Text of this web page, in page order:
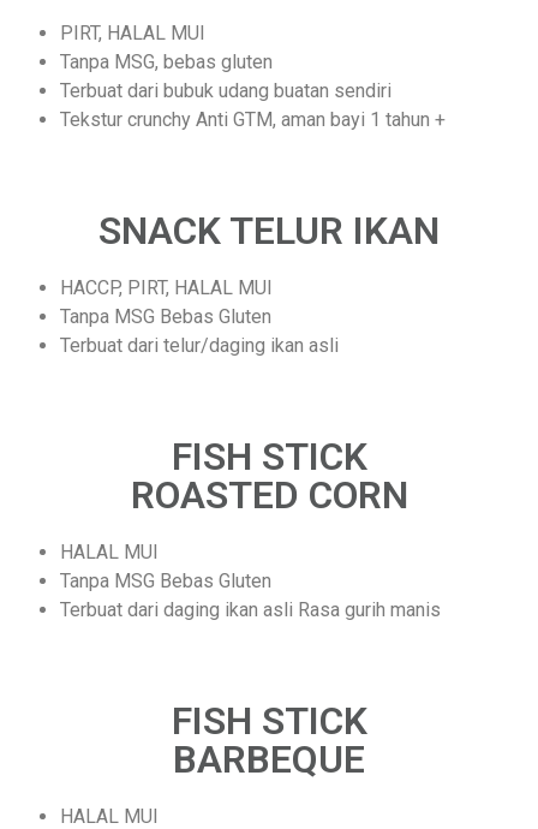
PIRT, HALAL MUI
Tanpa MSG, bebas gluten
Terbuat dari bubuk udang buatan sendiri
Tekstur crunchy Anti GTM, aman bayi 1 tahun +
SNACK TELUR IKAN
HACCP, PIRT, HALAL MUI
Tanpa MSG Bebas Gluten
Terbuat dari telur/daging ikan asli
FISH STICK
ROASTED CORN
HALAL MUI
Tanpa MSG Bebas Gluten
Terbuat dari daging ikan asli Rasa gurih manis
FISH STICK
BARBEQUE
HALAL MUI